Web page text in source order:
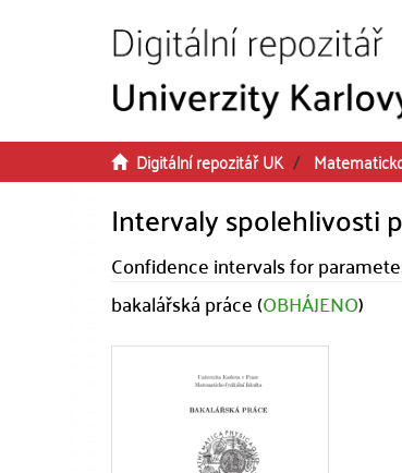
Digitální repozitář UK
Intervaly spolehlivosti
Confidence intervals for
bakalářská práce (OBHÁJENO)